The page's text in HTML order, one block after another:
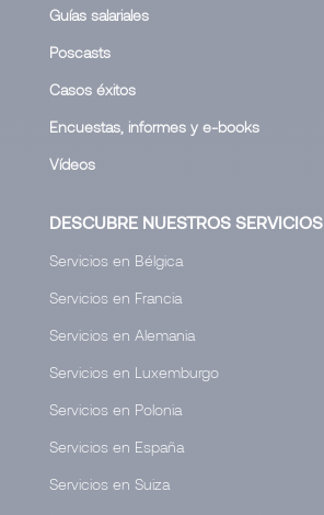
Guías salariales
Poscasts
Casos éxitos
Encuestas, informes y e-books
Vídeos
DESCUBRE NUESTROS SERVICIOS
Servicios en Bélgica
Servicios en Francia
Servicios en Alemania
Servicios en Luxemburgo
Servicios en Polonia
Servicios en España
Servicios en Suiza